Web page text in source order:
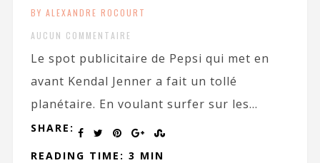
BY ALEXANDRE ROCOURT
AUCUN COMMENTAIRE
Le spot publicitaire de Pepsi qui met en
avant Kendal Jenner a fait un tollé
planétaire. En voulant surfer sur les...
SHARE:
READING TIME: 3 MIN